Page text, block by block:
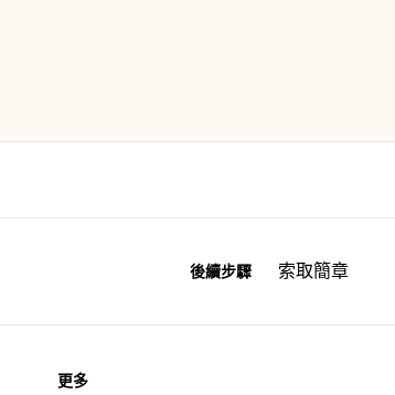
後續步驟 索取簡章
更多